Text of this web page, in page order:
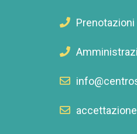
Prenotazioni